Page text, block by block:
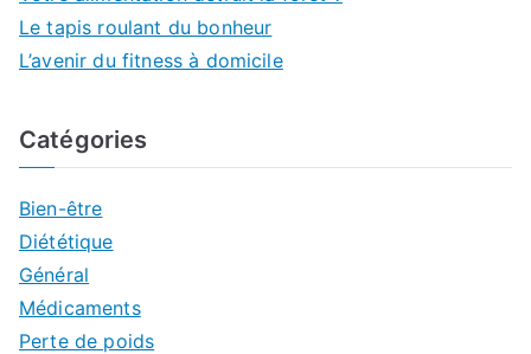
Le tapis roulant du bonheur
L’avenir du fitness à domicile
Catégories
Bien-être
Diététique
Général
Médicaments
Perte de poids